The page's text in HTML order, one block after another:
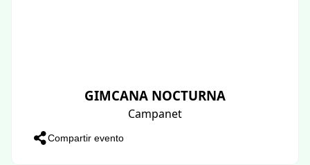
GIMCANA NOCTURNA
Campanet
Compartir evento